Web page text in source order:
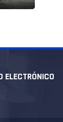
ELECTRÓNICO